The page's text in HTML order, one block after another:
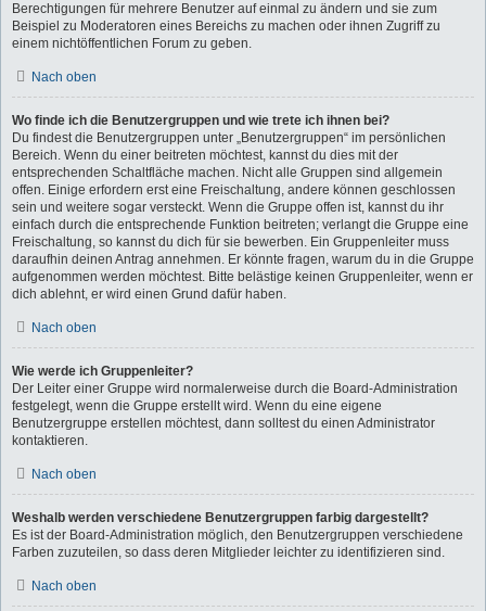
Berechtigungen für mehrere Benutzer auf einmal zu ändern und sie zum
Beispiel zu Moderatoren eines Bereichs zu machen oder ihnen Zugriff zu
einem nichtöffentlichen Forum zu geben.
Nach oben
Wo finde ich die Benutzergruppen und wie trete ich ihnen bei?
Du findest die Benutzergruppen unter „Benutzergruppen“ im persönlichen
Bereich. Wenn du einer beitreten möchtest, kannst du dies mit der
entsprechenden Schaltfläche machen. Nicht alle Gruppen sind allgemein
offen. Einige erfordern erst eine Freischaltung, andere können geschlossen
sein und weitere sogar versteckt. Wenn die Gruppe offen ist, kannst du ihr
einfach durch die entsprechende Funktion beitreten; verlangt die Gruppe eine
Freischaltung, so kannst du dich für sie bewerben. Ein Gruppenleiter muss
daraufhin deinen Antrag annehmen. Er könnte fragen, warum du in die Gruppe
aufgenommen werden möchtest. Bitte belästige keinen Gruppenleiter, wenn er
dich ablehnt, er wird einen Grund dafür haben.
Nach oben
Wie werde ich Gruppenleiter?
Der Leiter einer Gruppe wird normalerweise durch die Board-Administration
festgelegt, wenn die Gruppe erstellt wird. Wenn du eine eigene
Benutzergruppe erstellen möchtest, dann solltest du einen Administrator
kontaktieren.
Nach oben
Weshalb werden verschiedene Benutzergruppen farbig dargestellt?
Es ist der Board-Administration möglich, den Benutzergruppen verschiedene
Farben zuzuteilen, so dass deren Mitglieder leichter zu identifizieren sind.
Nach oben